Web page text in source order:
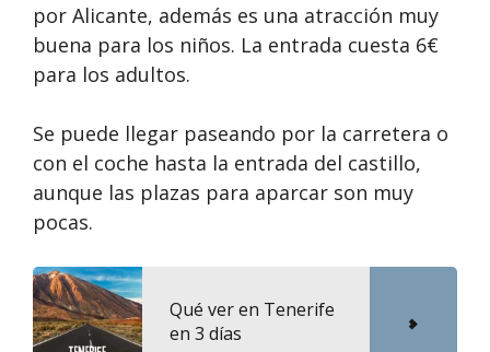
por Alicante, además es una atracción muy
buena para los niños. La entrada cuesta 6€
para los adultos.
Se puede llegar paseando por la carretera o
con el coche hasta la entrada del castillo,
aunque las plazas para aparcar son muy
pocas.
Qué ver en Tenerife
en 3 días